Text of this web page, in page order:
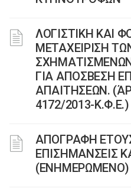
ΛΟΓΙΣΤΙΚΗ ΚΑΙ
ΜΕΤΑΧΕΙΡΙΣΗ
ΓΙΑ ΑΠΟΣΒΕΣΗ
ΑΠΑΙΤΗΣΕΩΝ.
4172/2013-
ΑΠΟΓΡΑΦΗ
ΕΠΙΣΗΜΑΝΣΕΙΣ
(ΕΝΗΜΕΡΩΜΕΝΟ)